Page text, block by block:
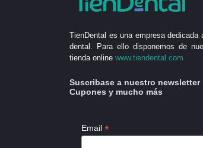
TienDental es una empresa
dental. Para ello disponemos de
tienda online www.tiendental.com
Suscribase a nuestro
Cupones y mucho más
Email *